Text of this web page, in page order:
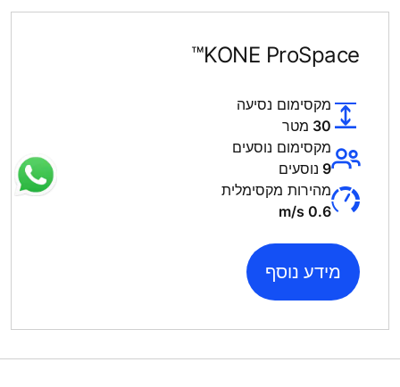
KONE ProSpace™
מקסימום נסיעה
30 מטר
מקסימום נוסעים
9 נוסעים
מהירות מקסימלית
0.6 m/s
מידע נוסף